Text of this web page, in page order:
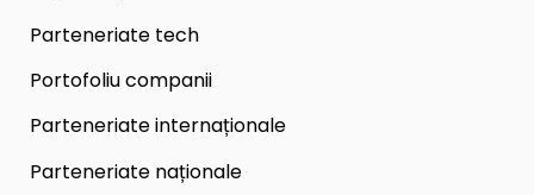
Parteneriate tech
Portofoliu companii
Parteneriate internaționale
Parteneriate naționale